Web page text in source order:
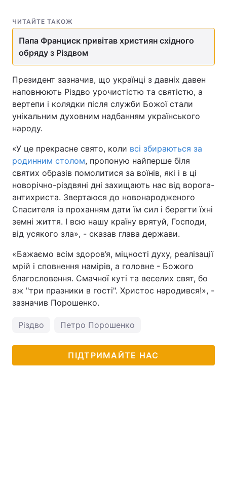
ЧИТАЙТЕ ТАКОЖ
Папа Франциск привітав християн східного
обряду з Різдвом
Президент зазначив, що українці з давніх давен
наповнюють Різдво урочистістю та святістю, а
вертепи і колядки після служби Божої стали
унікальним духовним надбанням українського
народу.
«У це прекрасне свято, коли всі збираються за
родинним столом, пропоную найперше біля
святих образів помолитися за воїнів, які і в ці
новорічно-різдвяні дні захищають нас від ворога-
антихриста. Звертаюся до новонародженого
Спасителя із проханням дати їм сил і берегти їхні
земні життя. І всю нашу країну врятуй, Господи,
від усякого зла», - сказав глава держави.
«Бажаємо всім здоров’я, міцності духу, реалізації
мрій і сповнення намірів, а головне - Божого
благословення. Смачної куті та веселих свят, бо
аж "три празники в гості". Христос народився!», -
зазначив Порошенко.
Різдво Петро Порошенко
ПІДТРИМАЙТЕ НАС